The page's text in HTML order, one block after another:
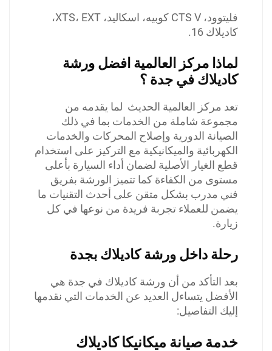
فليتوود، CTS V كوبيه، اسكاليد، XTS، EXT،
كاديلاك 16.
لماذا مركز العالمية افضل ورشة
كاديلاك في جدة ؟
تعد مركز العالمية الحديث لما يقدمه من
مجموعة شاملة من الخدمات بما في ذلك
الصيانة الدورية وإصلاح المحركات والخدمات
الكهربائية والميكانيكية مع التركيز على استخدام
قطع الغيار الأصلية لضمان أداء السيارة بأعلى
مستوى من الكفاءة كما تتميز الورشة بفريق
فني مدرب بشكل متقن على أحدث التقنيات ما
يضمن للعملاء تجربة فريدة من نوعها في كل
زيارة.
رحلة داخل ورشة كاديلاك بجدة
بعد التأكد من أن ورشة كاديلاك في جدة هي
الأفضل يتساءل العديد عن الخدمات التي نقدمها
إليك التفاصيل:
خدمة صيانة ميكانيكا كاديلاك